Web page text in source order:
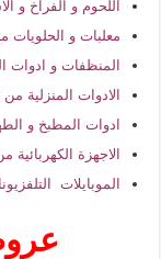
اللحوم و الفراخ و
معلبات و الحلويات
المنظفات و ادوات
الادوات المنزلية من
ادوات المطبخ و
الاجهزة الكهربائية
الموبايلات